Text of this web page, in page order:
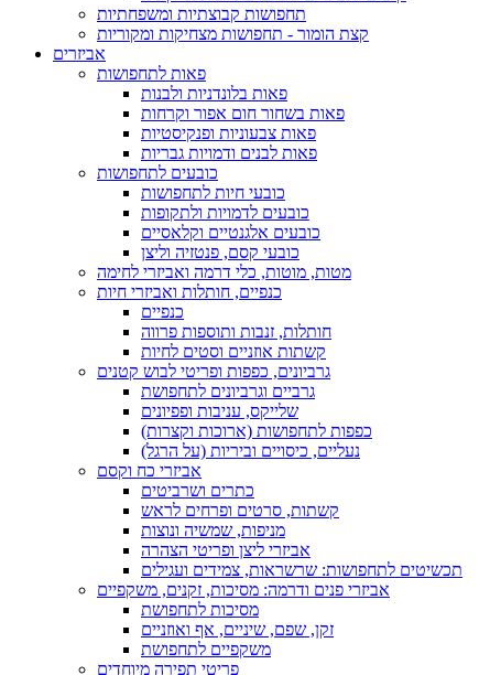
תחפושות קבוצתיות ומשפחתיות
קצת הומור - תחפושות מצחיקות ומקוריות
אביזרים
פאות לתחפושות
פאות בלונדניות ולבנות
פאות בשחור חום אפור וקרחות
פאות צבעוניות ופנקיסטיות
פאות לבנים ודמויות גבריות
כובעים לתחפושות
כובעי חיות לתחפושות
כובעים לדמויות ולתקופות
כובעים אלגנטיים וקלאסיים
כובעי קסם, פנטזיה וליצן
מטות, מוטות, כלי דרמה ואביזרי לחימה
כנפיים, חותלות ואביזרי חיות
כנפיים
חותלות, זנבות ותוספות פרווה
קשתות אוזניים וסטים לחיות
גרביונים, כפפות ופריטי לבוש קטנים
גרביים וגרביונים לתחפושת
שלייקס, עניבות ופפיונים
כפפות לתחפושות (ארוכות וקצרות)
נעליים, כיסויים וביריות (על הרגל)
אביזרי כח וקסם
כתרים ושרביטים
קשתות, סרטים ופרחים לראש
מניפות, שמשיה ונוצות
אביזרי ליצן ופריטי הצהרה
תכשיטים לתחפושות: שרשראות, צמידים ועגילים
אביזרי פנים ודרמה: מסיכות, זקנים, משקפיים
מסיכות לתחפושת
זקן, שפם, שיניים, אף ואוזניים
משקפיים לתחפושת
פריטי תפירה מיוחדים